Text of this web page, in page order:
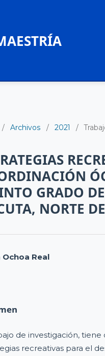
/ Archivos / 2021 /
GRADO
NORTE
Ochoa Real
de investigación,
recreativas para el